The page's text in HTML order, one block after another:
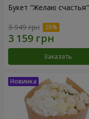
Букет "Желаю счастья"
3 949 грн
Заказать